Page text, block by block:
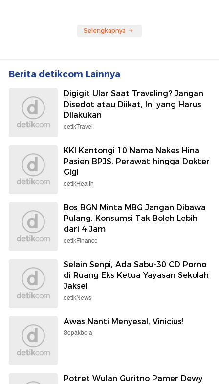
Selengkapnya
Berita detikcom Lainnya
Digigit Ular Saat Traveling? Jangan
Disedot atau Diikat, Ini yang Harus
Dilakukan
detikTravel
KKI Kantongi 10 Nama Nakes Hina
Pasien BPJS, Perawat hingga Dokter
Gigi
detikHealth
Bos BGN Minta MBG Jangan Dibawa
Pulang, Konsumsi Tak Boleh Lebih
dari 4 Jam
detikFinance
Selain Senpi, Ada Sabu-30 CD Porno
di Ruang Eks Ketua Yayasan Sekolah
Jaksel
detikNews
Awas Nanti Menyesal, Vinicius!
Sepakbola
Potret Wulan Guritno Pamer Dewy